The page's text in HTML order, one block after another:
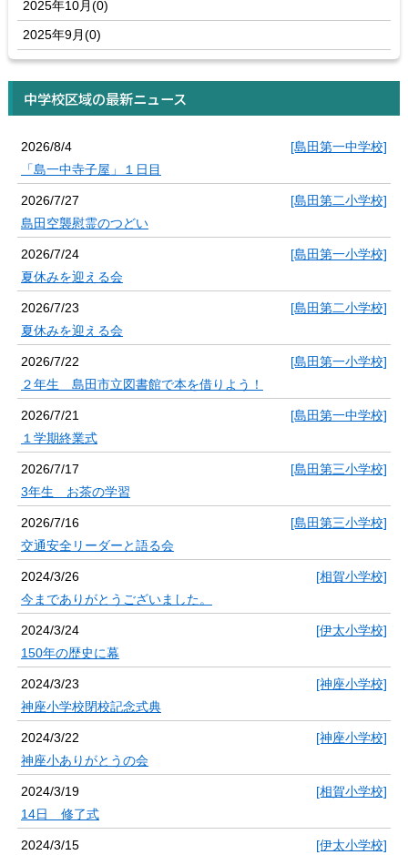
2025年10月(0)
2025年9月(0)
中学校区域の最新ニュース
2026/8/4
[島田第一中学校]
「島一中寺子屋」１日目
2026/7/27
[島田第二小学校]
島田空襲慰霊のつどい
2026/7/24
[島田第一小学校]
夏休みを迎える会
2026/7/23
[島田第二小学校]
夏休みを迎える会
2026/7/22
[島田第一小学校]
２年生 島田市立図書館で本を借りよう！
2026/7/21
[島田第一中学校]
１学期終業式
2026/7/17
[島田第三小学校]
3年生 お茶の学習
2026/7/16
[島田第三小学校]
交通安全リーダーと語る会
2024/3/26
[相賀小学校]
今までありがとうございました。
2024/3/24
[伊太小学校]
150年の歴史に幕
2024/3/23
[神座小学校]
神座小学校閉校記念式典
2024/3/22
[神座小学校]
神座小ありがとうの会
2024/3/19
[相賀小学校]
14日 修了式
2024/3/15
[伊太小学校]